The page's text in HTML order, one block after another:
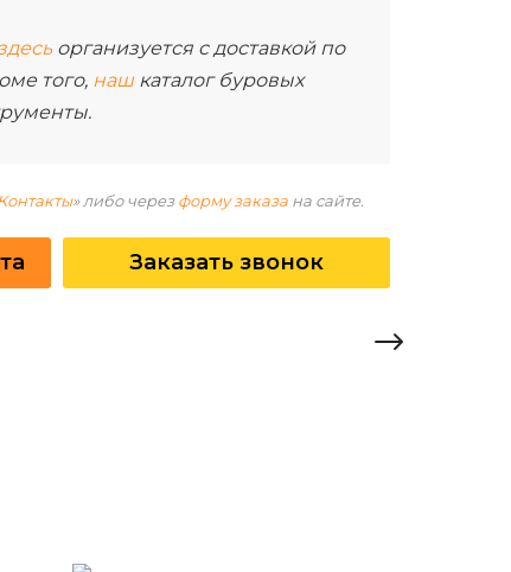
организуется с доставкой по
того, нашкаталог буровых
» либо черезформу заказана сайте.
Заказать звонок